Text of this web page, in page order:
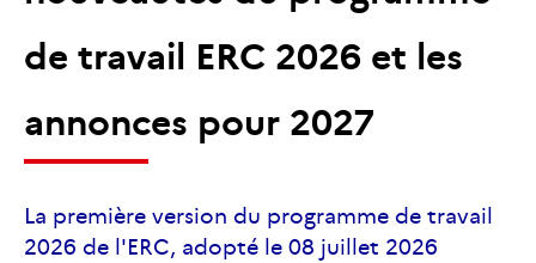
de travail ERC 2026 et les
annonces pour 2027
La première version du programme de travail
2026 de l'ERC, adopté le 08 juillet 2026